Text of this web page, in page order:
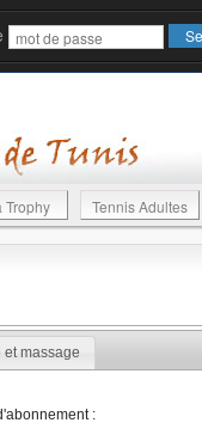
Trophy Tennis Adultes
et massage
: